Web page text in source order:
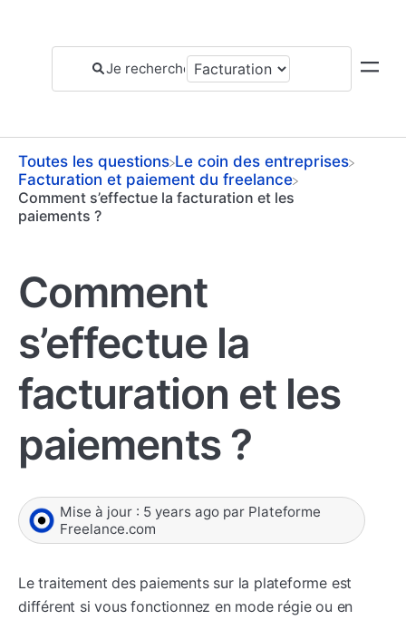
Toutes les questions ​Le coin des entreprises
​Facturation et paiement du freelance
Comment s’effectue la facturation et les
paiements ?
Comment
s’effectue la
facturation et les
paiements ?
Mise à jour : 5 years ago par Plateforme
Freelance.com
Le traitement des paiements sur la plateforme est
différent si vous fonctionnez en mode régie ou en